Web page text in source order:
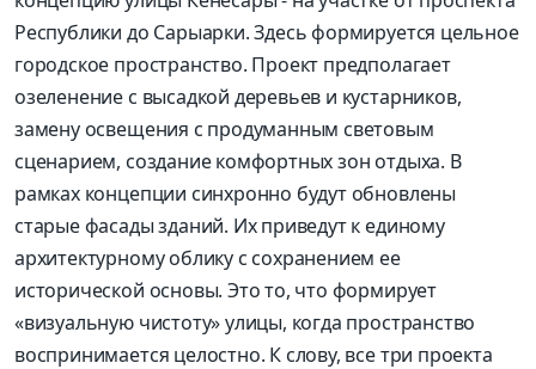
Республики до Сарыарки. Здесь формируется цельное
городское пространство. Проект предполагает
озеленение с высадкой деревьев и кустарников,
замену освещения с продуманным световым
сценарием, создание комфортных зон отдыха. В
рамках концепции синхронно будут обновлены
старые фасады зданий. Их приведут к единому
архитектурному облику с сохранением ее
исторической основы. Это то, что формирует
«визуальную чистоту» улицы, когда пространство
воспринимается целостно. К слову, все три проекта